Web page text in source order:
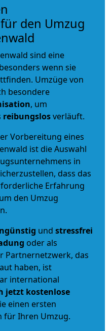
den Umzug
sind eine
wenn sie
Umzüge von
besondere
, um
reibungslosverläuft.
Vorbereitung eines
ist die Auswahl
in
dass das
Erfahrung
den Umzug
und stressfrei
oder als
Partnernetzwerk, das
haben, ist
international
jetzt kostenlose
einen ersten
für Ihren Umzug.